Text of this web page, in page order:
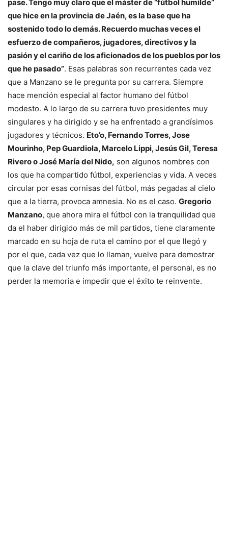
pase. Tengo muy claro que el máster de “fútbol humilde”
que hice en la provincia de Jaén, es la base que ha
sostenido todo lo demás. Recuerdo muchas veces el
esfuerzo de compañeros, jugadores, directivos y la
pasión y el cariño de los aficionados de los pueblos por los
que he pasado”. Esas palabras son recurrentes cada vez
que a Manzano se le pregunta por su carrera. Siempre
hace mención especial al factor humano del fútbol
modesto. A lo largo de su carrera tuvo presidentes muy
singulares y ha dirigido y se ha enfrentado a grandísimos
jugadores y técnicos. Eto’o, Fernando Torres, Jose
Mourinho, Pep Guardiola, Marcelo Lippi, Jesús Gil, Teresa
Rivero o José María del Nido, son algunos nombres con
los que ha compartido fútbol, experiencias y vida. A veces
circular por esas cornisas del fútbol, más pegadas al cielo
que a la tierra, provoca amnesia. No es el caso. Gregorio
Manzano, que ahora mira el fútbol con la tranquilidad que
da el haber dirigido más de mil partidos, tiene claramente
marcado en su hoja de ruta el camino por el que llegó y
por el que, cada vez que lo llaman, vuelve para demostrar
que la clave del triunfo más importante, el personal, es no
perder la memoria e impedir que el éxito te reinvente.